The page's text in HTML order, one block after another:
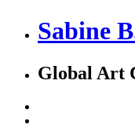
Sabine
Global Art